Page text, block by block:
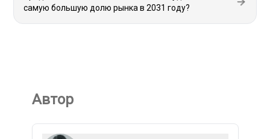
самую большую долю рынка в 2031 году?
Автор